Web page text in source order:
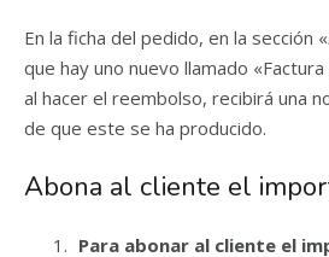
En la ficha del pedido, en la sección «
que hay uno nuevo llamado
al hacer el reembolso, recibirá una
de que este se ha producido.
Abona al cliente el
Para abonar al cliente el